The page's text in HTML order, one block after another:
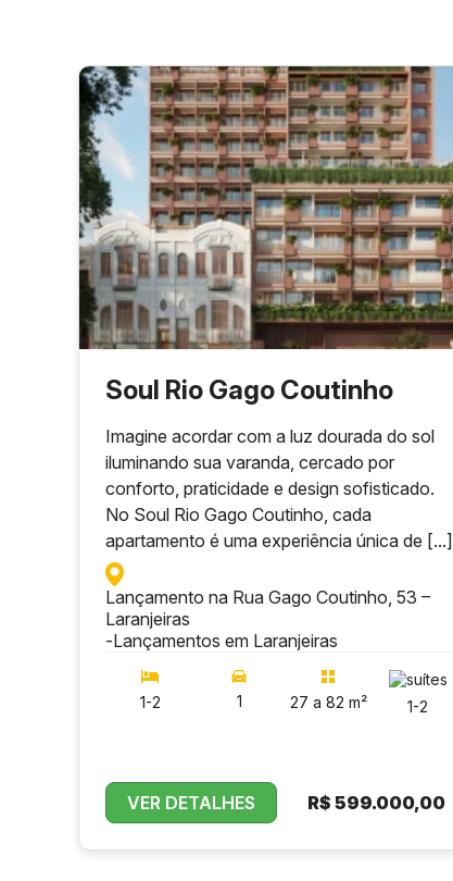
Soul Rio Gago Coutinho
Imagine acordar com a luz dourada do sol
iluminando sua varanda, cercado por
conforto, praticidade e design sofisticado.
No Soul Rio Gago Coutinho, cada
apartamento é uma experiência única de [...]
Lançamento na Rua Gago Coutinho, 53 –
Laranjeiras
-Lançamentos em Laranjeiras
1-2 1 27 a 82 m² 1-2
VER DETALHES R$ 599.000,00